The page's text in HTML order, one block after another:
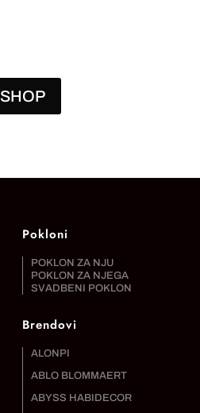
54.000,00 RSD
SHOP
Pokloni
POKLON ZA NJU
POKLON ZA NJEGA
SVADBENI POKLON
Brendovi
ALONPI
ABLO BLOMMAERT
ABYSS HABIDECOR